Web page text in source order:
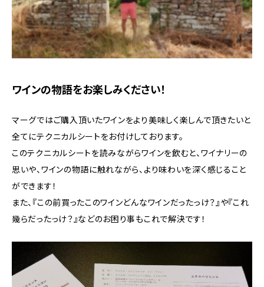
ワインの物語をお楽しみください！
マーグではご購入頂いたワインをより美味しく楽しんで頂きたいと
全てにテクニカルシートをお付けしております。
このテクニカルシートを読みながらワインを飲むと、ワイナリーの
思いや、ワインの物語に触れながら、より味わいを深く感じること
ができます！
また、『この前買ったこのワインどんなワインだったっけ？』や『これ
幾らだったっけ？』などのお困り事もこれで解決です！